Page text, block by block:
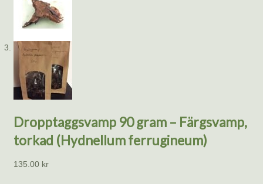
Dropptaggsvamp 90 gram – Färgsvamp,
torkad (Hydnellum ferrugineum)
135.00 kr